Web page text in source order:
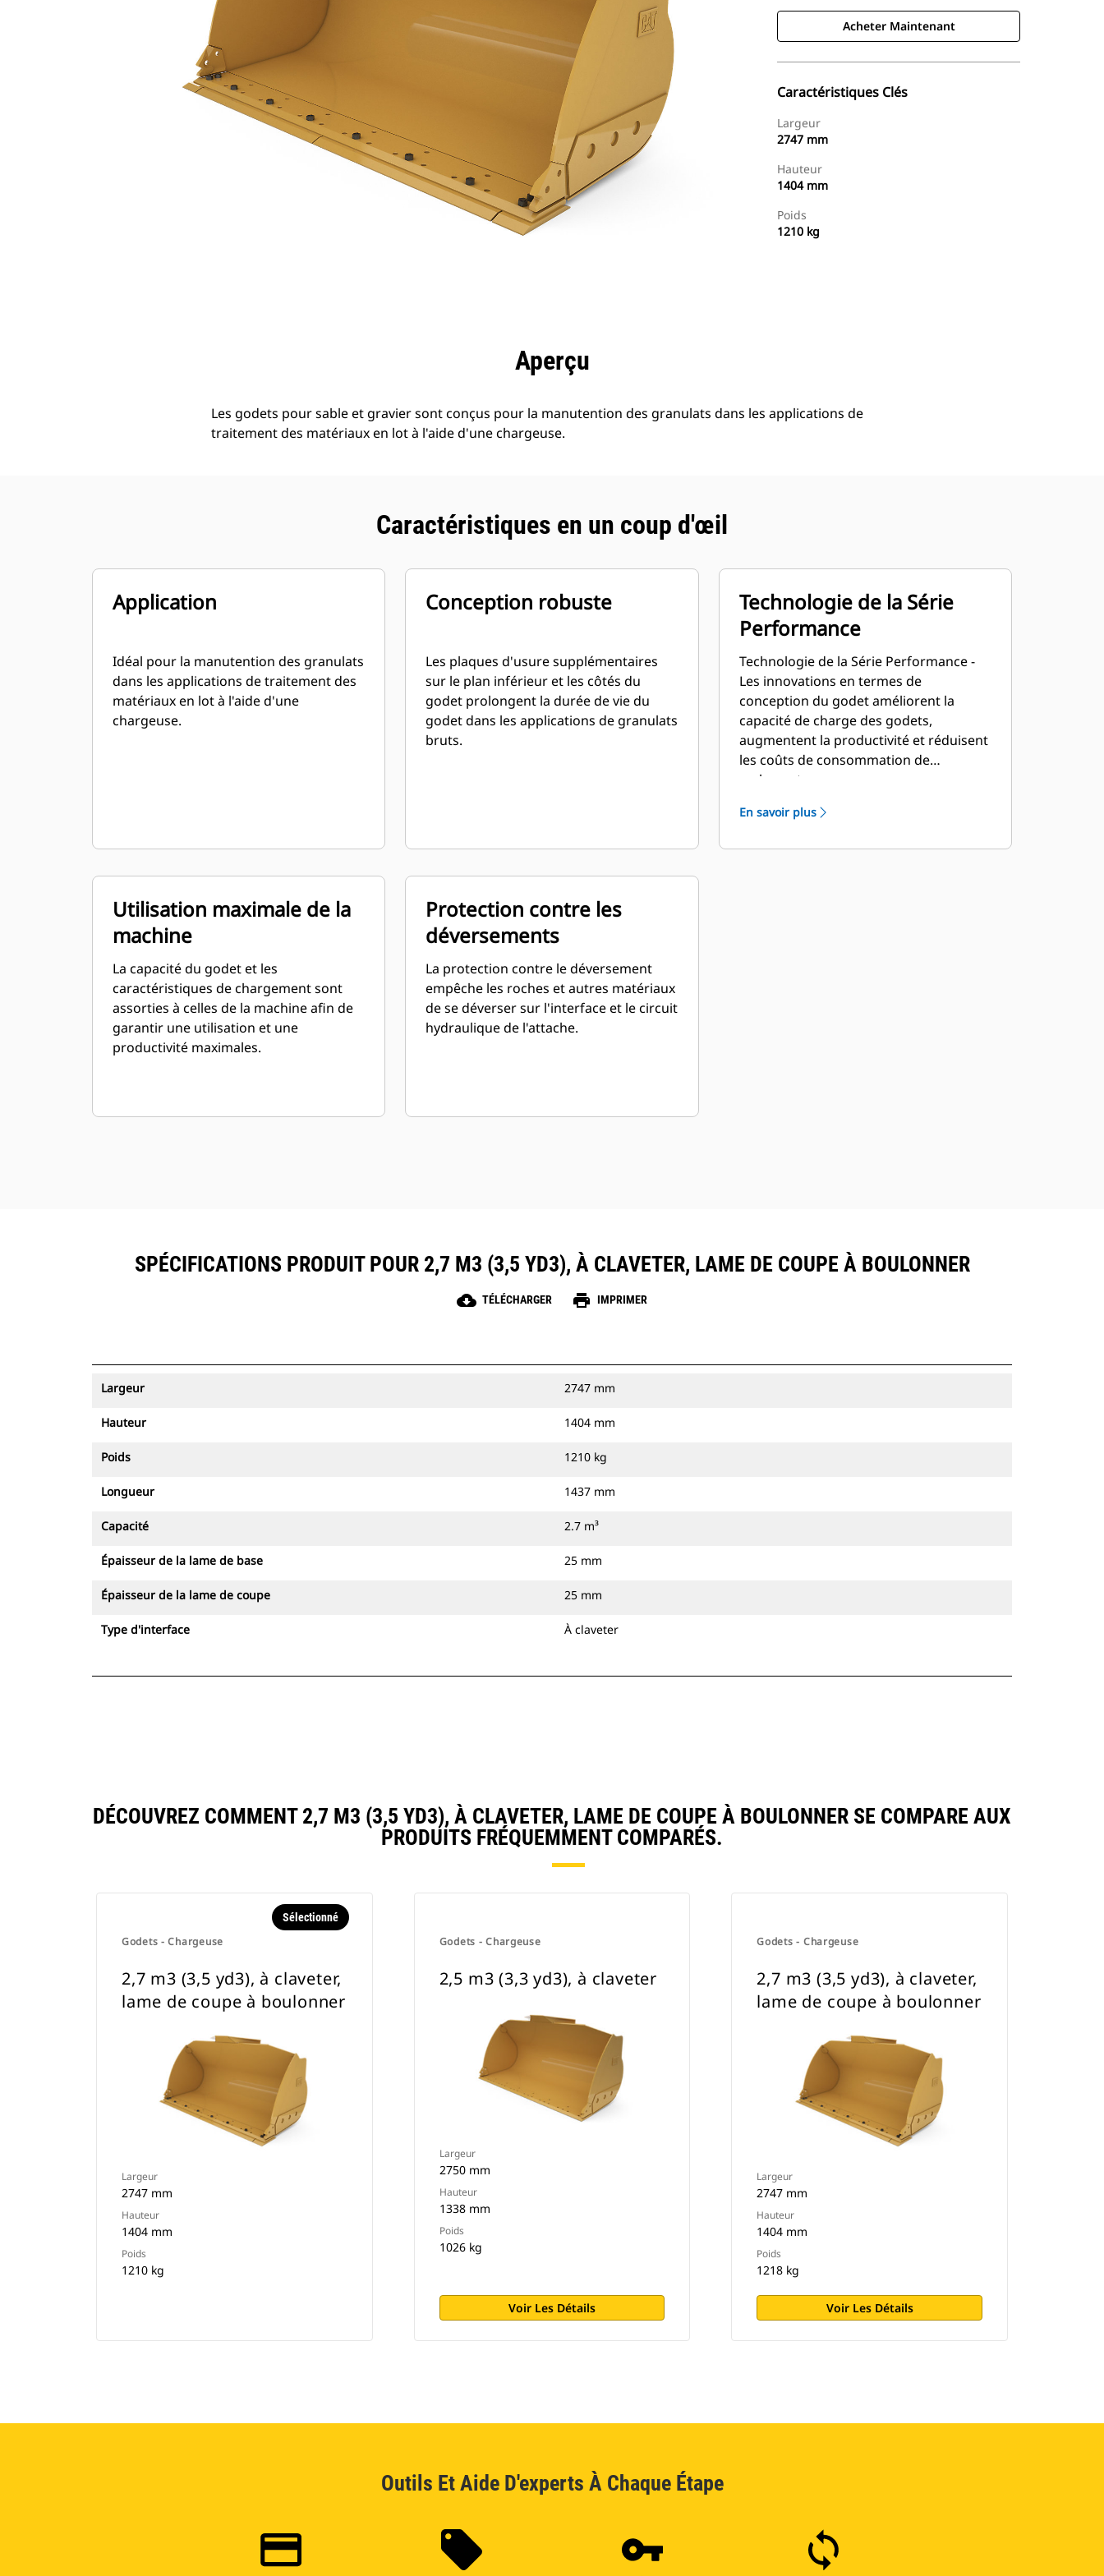
Acheter Maintenant
Caractéristiques Clés
Largeur
2747 mm
Hauteur
1404 mm
Poids
1210 kg
Aperçu
Les godets pour sable et gravier sont conçus pour la manutention des granulats dans les applications de
traitement des matériaux en lot à l'aide d'une chargeuse.
Caractéristiques en un coup d'œil
Application
Idéal pour la manutention des granulats
dans les applications de traitement des
matériaux en lot à l'aide d'une
chargeuse.
Conception robuste
Les plaques d'usure supplémentaires
sur le plan inférieur et les côtés du
godet prolongent la durée de vie du
godet dans les applications de granulats
bruts.
Technologie de la Série
Performance
Technologie de la Série Performance -
Les innovations en termes de
conception du godet améliorent la
capacité de charge des godets,
augmentent la productivité et réduisent
les coûts de consommation de
carburant.
En savoir plus
Utilisation maximale de la
machine
La capacité du godet et les
caractéristiques de chargement sont
assorties à celles de la machine afin de
garantir une utilisation et une
productivité maximales.
Protection contre les
déversements
La protection contre le déversement
empêche les roches et autres matériaux
de se déverser sur l'interface et le circuit
hydraulique de l'attache.
SPÉCIFICATIONS PRODUIT POUR 2,7 M3 (3,5 YD3), À CLAVETER, LAME DE COUPE À BOULONNER
cloud_download TÉLÉCHARGER print IMPRIMER
Largeur 2747 mm
Hauteur 1404 mm
Poids 1210 kg
Longueur 1437 mm
Capacité 2.7 m³
Épaisseur de la lame de base 25 mm
Épaisseur de la lame de coupe 25 mm
Type d'interface À claveter
DÉCOUVREZ COMMENT 2,7 M3 (3,5 YD3), À CLAVETER, LAME DE COUPE À BOULONNER SE COMPARE AUX
PRODUITS FRÉQUEMMENT COMPARÉS.
Godets - Chargeuse
Sélectionné
2,7 m3 (3,5 yd3), à claveter,
lame de coupe à boulonner
Largeur
2747 mm
Hauteur
1404 mm
Poids
1210 kg
Godets - Chargeuse
2,5 m3 (3,3 yd3), à claveter
Largeur
2750 mm
Hauteur
1338 mm
Poids
1026 kg
Voir Les Détails
Godets - Chargeuse
2,7 m3 (3,5 yd3), à claveter,
lame de coupe à boulonner
Largeur
2747 mm
Hauteur
1404 mm
Poids
1218 kg
Voir Les Détails
Outils Et Aide D'experts À Chaque Étape